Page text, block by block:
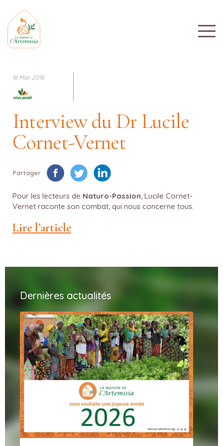
16 Mar. 2018
Interview du Dr Lucile
Cornet-Vernet
Partager
Pour les lecteurs de Naturo-Passion, Lucile Cornet-
Vernet raconte son combat, qui nous concerne tous.
Lire l’article
Dernières actualités